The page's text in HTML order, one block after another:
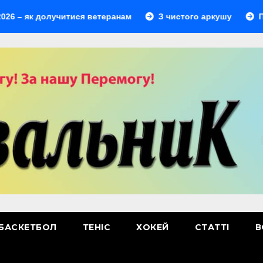
ветеранам З чистого аркушу Перший
ТЕНІС ХОКЕЙ СТАТТІ